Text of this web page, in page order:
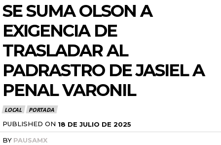
SE SUMA OLSON A
EXIGENCIA DE
TRASLADAR AL
PADRASTRO DE JASIEL A
PENAL VARONIL
LOCAL PORTADA
PUBLISHED ON 18 DE JULIO DE 2025
BY PAUSAMX